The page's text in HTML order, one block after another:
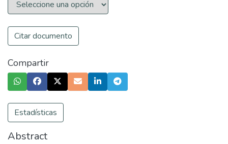
Citar documento
Compartir
Estadísticas
Abstract